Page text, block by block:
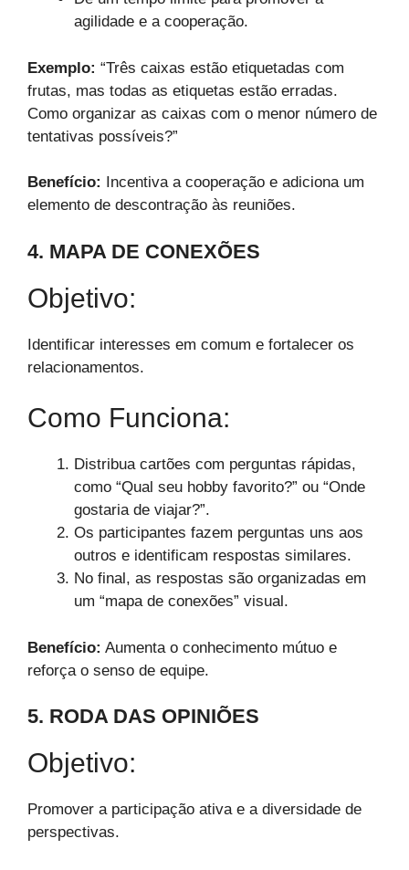
agilidade e a cooperação.
Exemplo: “Três caixas estão etiquetadas com
frutas, mas todas as etiquetas estão erradas.
Como organizar as caixas com o menor número de
tentativas possíveis?”
Benefício:
Incentiva a cooperação e adiciona um
elemento de descontração às reuniões.
4. MAPA DE CONEXÕES
Objetivo:
Identificar interesses em comum e fortalecer os
relacionamentos.
Como Funciona:
Distribua cartões com perguntas rápidas,
como “Qual seu hobby favorito?” ou “Onde
gostaria de viajar?”.
Os participantes fazem perguntas uns aos
outros e identificam respostas similares.
No final, as respostas são organizadas em
um “mapa de conexões” visual.
Benefício: Aumenta o conhecimento mútuo e
reforça o senso de equipe.
5. RODA DAS OPINIÕES
Objetivo:
Promover a participação ativa e a diversidade de
perspectivas.